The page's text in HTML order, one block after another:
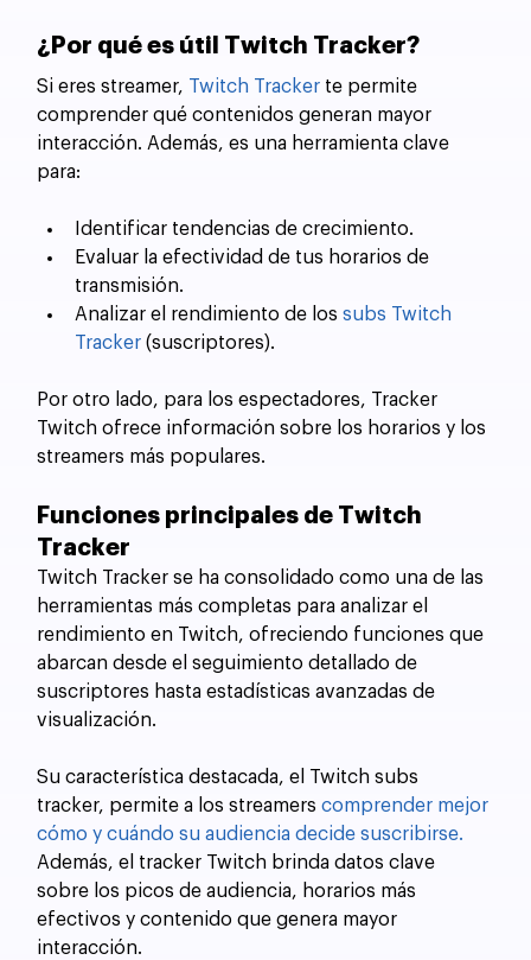
¿Por qué es útil Twitch Tracker?
Si eres streamer, Twitch Tracker te permite
comprender qué contenidos generan mayor
interacción. Además, es una herramienta clave
para:
Identificar tendencias de crecimiento.
Evaluar la efectividad de tus horarios de
transmisión.
Analizar el rendimiento de los subs Twitch
Tracker (suscriptores).
Por otro lado, para los espectadores, Tracker
Twitch ofrece información sobre los horarios y los
streamers más populares.
Funciones principales de Twitch
Tracker
Twitch Tracker se ha consolidado como una de las
herramientas más completas para analizar el
rendimiento en Twitch, ofreciendo funciones que
abarcan desde el seguimiento detallado de
suscriptores hasta estadísticas avanzadas de
visualización.
Su característica destacada, el Twitch subs
tracker, permite a los streamers comprender mejor
cómo y cuándo su audiencia decide suscribirse.
Además, el tracker Twitch brinda datos clave
sobre los picos de audiencia, horarios más
efectivos y contenido que genera mayor
interacción.